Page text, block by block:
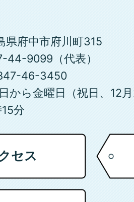
県府中市府川町315
44-9099（代表）
46-3450
から金曜日（祝日、12
分
セス